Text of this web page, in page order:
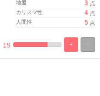
地盤 3 点
カリスマ性
4 点
人間性
5 点
-
+
%
100%
19